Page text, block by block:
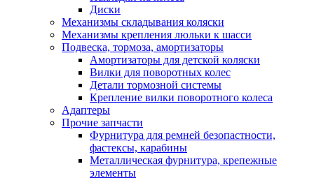
Диски
Механизмы складывания коляски
Механизмы крепления люльки к шасси
Подвеска, тормоза, амортизаторы
Амортизаторы для детской коляски
Вилки для поворотных колес
Детали тормозной системы
Крепление вилки поворотного колеса
Адаптеры
Прочие запчасти
Фурнитура для ремней безопастности,
фастексы, карабины
Металлическая фурнитура, крепежные
элементы